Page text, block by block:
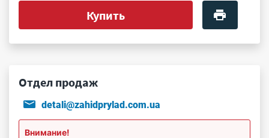
Купить
Отдел продаж
detali@zahidprylad.com.ua
Внимание!